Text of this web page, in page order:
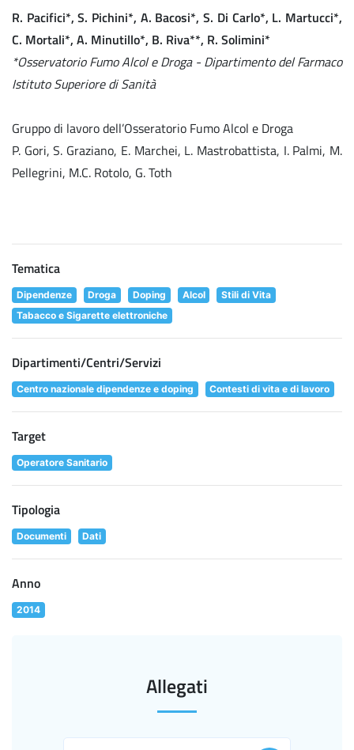
R. Pacifici*, S. Pichini*, A. Bacosi*, S. Di Carlo*, L. Martucci*,
C. Mortali*, A. Minutillo*, B. Riva**, R. Solimini*
*Osservatorio Fumo Alcol e Droga - Dipartimento del Farmaco
Istituto Superiore di Sanità
Gruppo di lavoro dell’Osseratorio Fumo Alcol e Droga
P. Gori, S. Graziano, E. Marchei, L. Mastrobattista, I. Palmi, M.
Pellegrini, M.C. Rotolo, G. Toth
Tematica
Dipendenze Droga Doping Alcol
Stili di Vita
Tabacco e Sigarette elettroniche
Dipartimenti/Centri/Servizi
Centro nazionale dipendenze e doping Contesti di vita e di lavoro
Target
Operatore Sanitario
Tipologia
Documenti Dati
Anno
2014
Allegati